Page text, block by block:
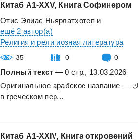
Китаб A1-XXV, Книга Софинером
Отис Элиас Ньярлатхотеп и
ещё 2 автор(а)
Религия и религиозная литература
35 0 0
Полный текст — 0 стр., 13.03.2026
Оригинальное арабское название —
в греческом пер...
Китаб A1-XXIV, Книга откровений